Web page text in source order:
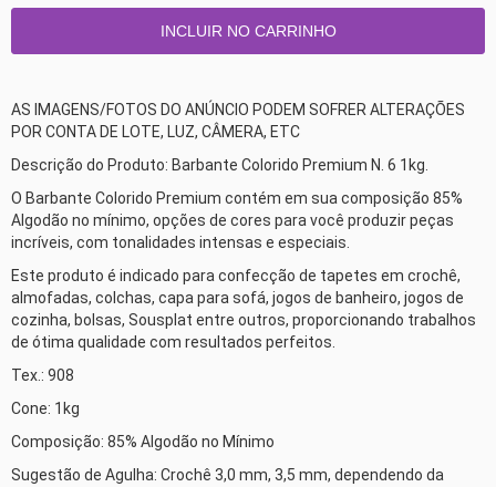
AS IMAGENS/FOTOS DO ANÚNCIO PODEM SOFRER ALTERAÇÕES
POR CONTA DE LOTE, LUZ, CÂMERA, ETC
Descrição do Produto: Barbante Colorido Premium N. 6 1kg.
O Barbante Colorido Premium contém em sua composição 85%
Algodão no mínimo, opções de cores para você produzir peças
incríveis, com tonalidades intensas e especiais.
Este produto é indicado para confecção de tapetes em crochê,
almofadas, colchas, capa para sofá, jogos de banheiro, jogos de
cozinha, bolsas, Sousplat entre outros, proporcionando trabalhos
de ótima qualidade com resultados perfeitos.
Tex.: 908
Cone: 1kg
Composição: 85% Algodão no Mínimo
Sugestão de Agulha: Crochê 3,0 mm, 3,5 mm, dependendo da